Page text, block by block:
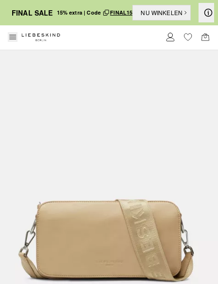
FINAL SALE 15% extra | Code FINAL15 NU WINKELEN